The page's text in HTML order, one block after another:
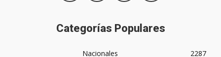
Categorías Populares
Nacionales 2287